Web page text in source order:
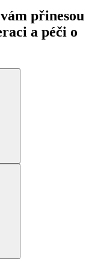
přinesou
a péči o